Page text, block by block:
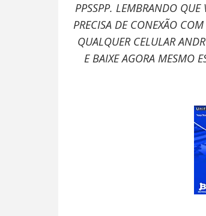
PPSSPP. LEMBRANDO QUE
PRECISA DE CONEXÃO
QUALQUER CELULAR
E BAIXE AGORA MESMO